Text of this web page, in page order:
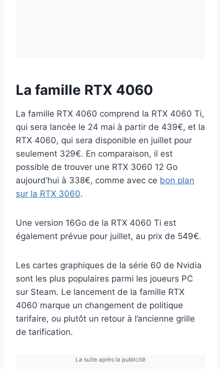
La famille RTX 4060
La famille RTX 4060 comprend la RTX 4060 Ti,
qui sera lancée le 24 mai à partir de 439€, et la
RTX 4060, qui sera disponible en juillet pour
seulement 329€. En comparaison, il est
possible de trouver une RTX 3060 12 Go
aujourd’hui à 338€, comme avec ce bon plan
sur la RTX 3060.
Une version 16Go de la RTX 4060 Ti est
également prévue pour juillet, au prix de 549€.
Les cartes graphiques de la série 60 de Nvidia
sont les plus populaires parmi les joueurs PC
sur Steam. Le lancement de la famille RTX
4060 marque un changement de politique
tarifaire, ou plutôt un retour à l’ancienne grille
de tarification.
La suite après la publicité